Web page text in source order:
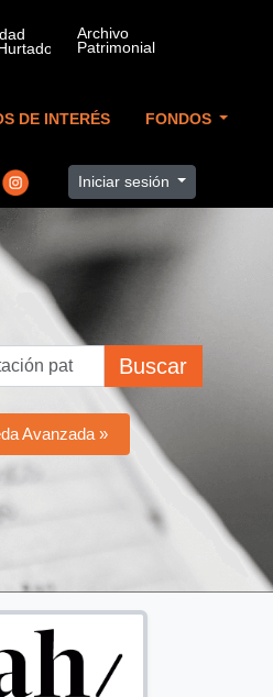
DE INTERÉS FONDOS
Iniciar sesión
Buscar
Avanzada »